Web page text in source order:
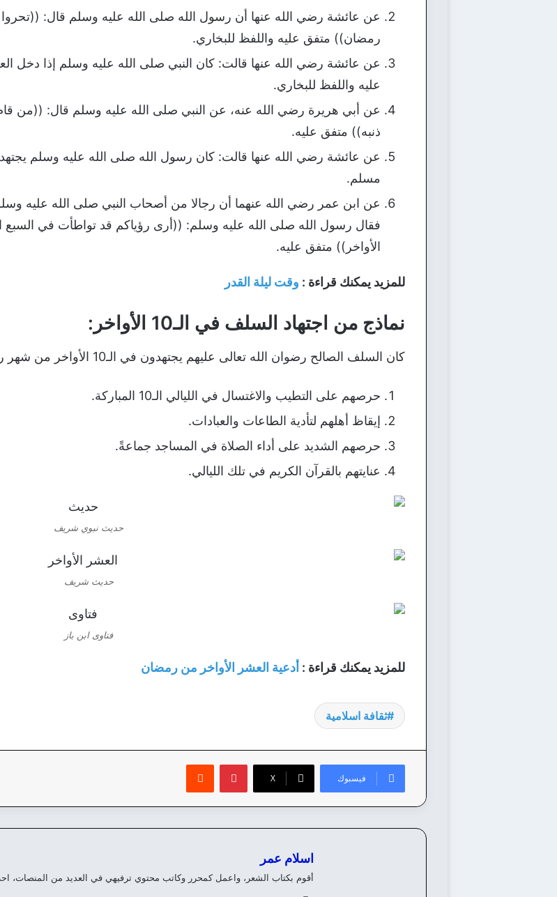
عن عائشة رضي الله عنها أن رسول الله صلى الله عليه وسلم قال: ((تحروا
رمضان)) متفق عليه واللفظ للبخاري.
عن عائشة رضي الله عنها قالت: كان النبي صلى الله عليه وسلم إذا دخل
عليه واللفظ للبخاري.
عن أبي هريرة رضي الله عنه، عن النبي صلى الله عليه وسلم قال: ((من قام
ذنبه)) متفق عليه.
عن عائشة رضي الله عنها قالت: كان رسول الله صلى الله عليه وسلم يجتهد
مسلم.
عن ابن عمر رضي الله عنهما أن رجالا من أصحاب النبي صلى الله عليه وسلم
فقال رسول الله صلى الله عليه وسلم: ((أرى رؤياكم قد تواطأت في السبع
الأواخر)) متفق عليه.
للمزيد يمكنك قراءة : وقت ليلة القدر
نماذج من اجتهاد السلف في الـ10 الأواخر:
كان السلف الصالح رضوان الله تعالى عليهم يجتهدون في الـ10 الأواخر من شهر رمضان ولياليها ، ومن نماذج اجتهادهم ما يلي :
حرصهم على التطيب والاغتسال في الليالي الـ10 المباركة.
إيقاظ أهلهم لتأدية الطاعات والعبادات.
حرصهم الشديد على أداء الصلاة في المساجد جماعةً.
عنايتهم بالقرآن الكريم في تلك الليالي.
حديث نبوي شريف
حديث شريف
فتاوى ابن باز
للمزيد يمكنك قراءة : أدعية العشر الأواخر من رمضان
ثقافة اسلامية
فيسبوك ‫X
بينتيريست
اسلام عمر
أقوم بكتاب الشعر، واعمل كمحرر وكاتب محتوي ترفيهي في العديد من المنصات،